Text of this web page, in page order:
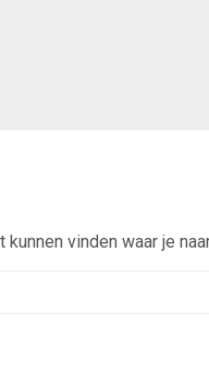
vinden waar je